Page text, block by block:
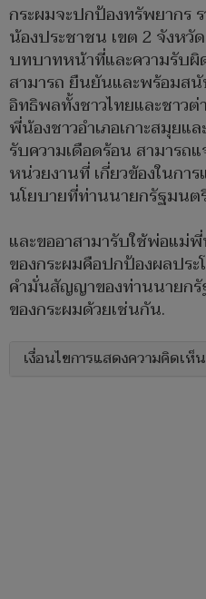
กระผมจะปกป้องทรัพยากร
น้องประชาชน เขต 2 จังหวั
บทบาทหน้าที่และความรับผิ
สามารถ ยืนยันและพร้อมส
อิทธิพลทั้งชาวไทยและชาว
พี่น้องชาวอำเภอเกาะสมุยแ
รับความเดือดร้อน สามารถ
หน่วยงานที่ เกี่ยวข้องในกา
นโยบายที่ท่านนายกรัฐมนต
และขออาสามารับใช้พ่อแม่
ของกระผมคือปกป้องผลปร
คำมั่นสัญญาของท่านนายก
ของกระผมด้วยเช่นกัน.
เงื่อนไขการแสดงความคิดเห็น